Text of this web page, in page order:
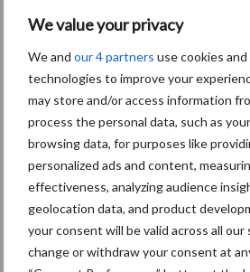
We value your privacy
We and our 4 partners use cookies
technologies to improve your
may store and/or access information
process the personal data, such as
browsing data, for purposes like
personalized ads and content,
effectiveness, analyzing audience
geolocation data, and product
your consent will be valid across all our
change or withdraw your consent at
slachterijen. De groei in omvang van de
veroorzaakt door het verbeterplan
van de markt.
Vraag 6: Hoeveel gevallen van het
heeft de NVWA de afgelopen vijf jaar
Antwoord
: De NVWA heeft kunnen
gevallen zijn geconstateerd waarbij
waarbij het dier nog tekenen van leven